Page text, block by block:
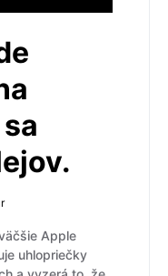
Apple
uhlopriečky